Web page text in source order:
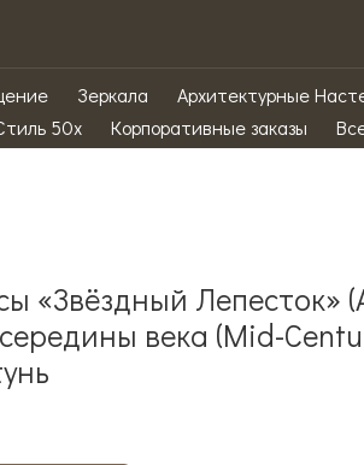
Зеркала
Архитектурные
50х Корпоративные заказы
«Звёздный Лепесток»
века (Mid-